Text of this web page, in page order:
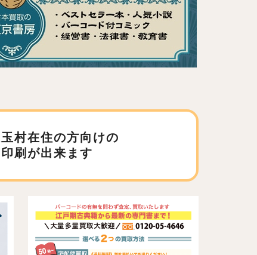
村在住の方向けの
刷が出来ます